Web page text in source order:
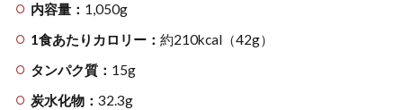
内容量： 1,050g
1食あたりカロリー： 約210kcal（42g）
タンパク質： 15g
炭水化物： 32.3g